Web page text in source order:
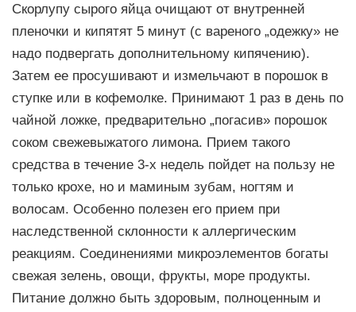
Скорлупу сырого яйца очищают от внутренней
пленочки и кипятят 5 минут (с вареного „одежку» не
надо подвергать дополнительному кипячению).
Затем ее просушивают и измельчают в порошок в
ступке или в кофемолке. Принимают 1 раз в день по
чайной ложке, предварительно „погасив» порошок
соком свежевыжатого лимона. Прием такого
средства в течение 3-х недель пойдет на пользу не
только крохе, но и маминым зубам, ногтям и
волосам. Особенно полезен его прием при
наследственной склонности к аллергическим
реакциям. Соединениями микроэлементов богаты
свежая зелень, овощи, фрукты, море продукты.
Питание должно быть здоровым, полноценным и